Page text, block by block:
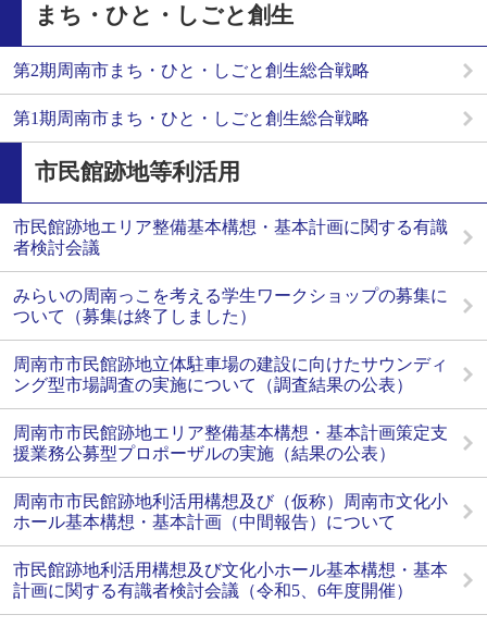
まち・ひと・しごと創生
第2期周南市まち・ひと・しごと創生総合戦略
第1期周南市まち・ひと・しごと創生総合戦略
市民館跡地等利活用
市民館跡地エリア整備基本構想・基本計画に関する有識
者検討会議
みらいの周南っこを考える学生ワークショップの募集に
ついて（募集は終了しました）
周南市市民館跡地立体駐車場の建設に向けたサウンディ
ング型市場調査の実施について（調査結果の公表）
周南市市民館跡地エリア整備基本構想・基本計画策定支
援業務公募型プロポーザルの実施（結果の公表）
周南市市民館跡地利活用構想及び（仮称）周南市文化小
ホール基本構想・基本計画（中間報告）について
市民館跡地利活用構想及び文化小ホール基本構想・基本
計画に関する有識者検討会議（令和5、6年度開催）